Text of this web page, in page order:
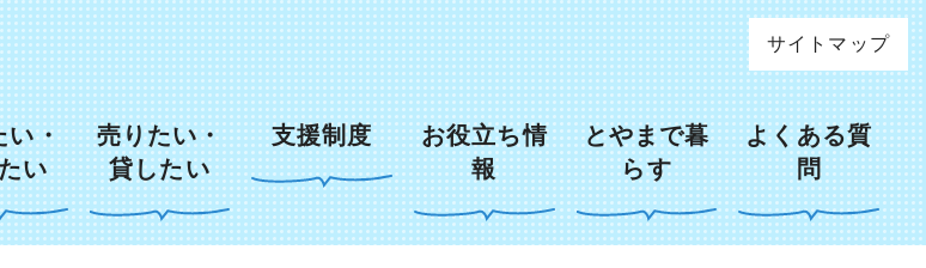
サイトマップ
い・
い
売りたい・
貸したい
支援制度
お役立ち情
報
とやまで暮
らす
よくある質
問